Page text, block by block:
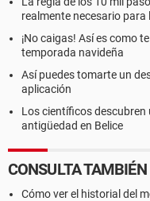
realmente necesario para
¡No caigas! Así es como
temporada navideña
Así puedes tomarte un
aplicación
Los científicos descubren
antigüedad en Belice
CONSULTA TAMBIÉN
Cómo ver el historial del